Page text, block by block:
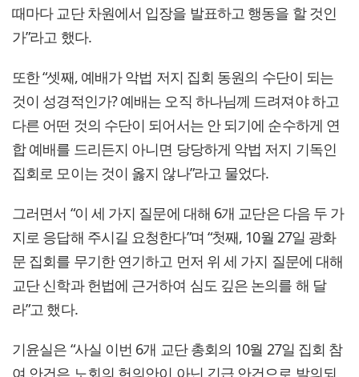
때마다 교단 차원에서 입장을 발표하고 행동을 할 것인
가”라고 했다.
또한 “셋째, 예배가 악법 저지 집회 동원의 수단이 되는
것이 성경적인가? 예배는 오직 하나님께 드려져야 하고
다른 어떤 것의 수단이 되어서는 안 되기에 순수하게 연
합 예배를 드리든지 아니면 당당하게 악법 저지 기독인
집회로 모이는 것이 옳지 않나”라고 물었다.
그러면서 “이 세 가지 질문에 대해 6개 교단은 다음 두 가
지로 응답해 주시길 요청한다”며 “첫째, 10월 27일 광화
문 집회를 무기한 연기하고 먼저 위 세 가지 질문에 대해
교단 신학과 헌법에 근거하여 심도 깊은 논의를 해 달
라”고 했다.
기윤실은 “사실 이번 6개 교단 총회의 10월 27일 집회 참
여 안건은 노회의 헌의안이 아닌 긴급 안건으로 발의되